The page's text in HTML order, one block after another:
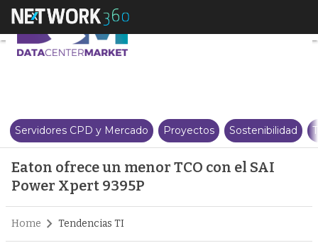
Eaton ofrece un menor TCO
Servidores CPD y Mercado Proyectos Sostenibilidad
Eaton ofrece un menor TCO con el SAI
Power Xpert 9395P
Home Tendencias TI